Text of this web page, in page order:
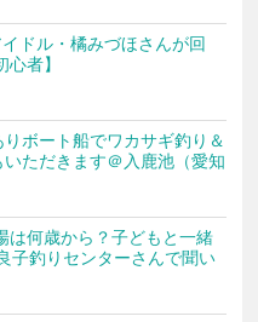
ドル・橘みづほさんが回
者】
ボート船でワカサギ釣り＆
ただきます＠入鹿池（愛知
は何歳から？子どもと一緒
子釣りセンターさんで聞い